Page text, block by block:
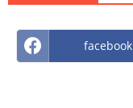
facebook